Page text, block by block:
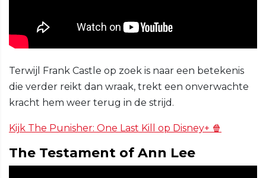
Terwijl Frank Castle op zoek is naar een betekenis
die verder reikt dan wraak, trekt een onverwachte
kracht hem weer terug in de strijd.
Kijk The Punisher: One Last Kill op Disney+ 🍿
The Testament of Ann Lee